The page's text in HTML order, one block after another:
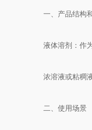
一、产品结构
液体溶剂：作为
浓溶液或粘稠液
二、使用场景